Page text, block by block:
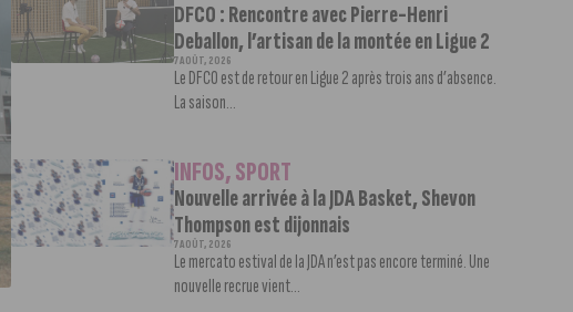
DFCO : Rencontre avec Pierre-Henri
Deballon, l’artisan de la montée en Ligue 2
7 AOÛT, 2026
Le DFCO est de retour en Ligue 2 après trois ans d’absence.
La saison...
INFOS,SPORT
Nouvelle arrivée à la JDA Basket, Shevon
Thompson est dijonnais
7 AOÛT, 2026
Le mercato estival de la JDA n’est pas encore terminé. Une
nouvelle recrue vient...